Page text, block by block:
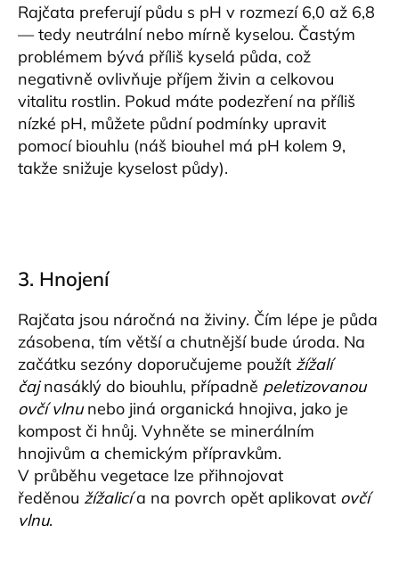
Rajčata preferují půdu s pH v rozmezí 6,0 až 6,8
— tedy neutrální nebo mírně kyselou. Častým
problémem bývá příliš kyselá půda, což
negativně ovlivňuje příjem živin a celkovou
vitalitu rostlin. Pokud máte podezření na příliš
nízké pH, můžete půdní podmínky upravit
pomocí biouhlu (náš biouhel má pH kolem 9,
takže snižuje kyselost půdy).
3. Hnojení
Rajčata jsou náročná na živiny. Čím lépe je půda
zásobena, tím větší a chutnější bude úroda. Na
začátku sezóny doporučujeme použít žížalí
čaj nasáklý do biouhlu, případně peletizovanou
ovčí vlnunebo jiná organická hnojiva, jako je
kompost či hnůj. Vyhněte se minerálním
hnojivům a chemickým přípravkům.
V průběhu vegetace lze přihnojovat
ředěnou žížalicía na povrch opět aplikovat ovčí
vlnu.